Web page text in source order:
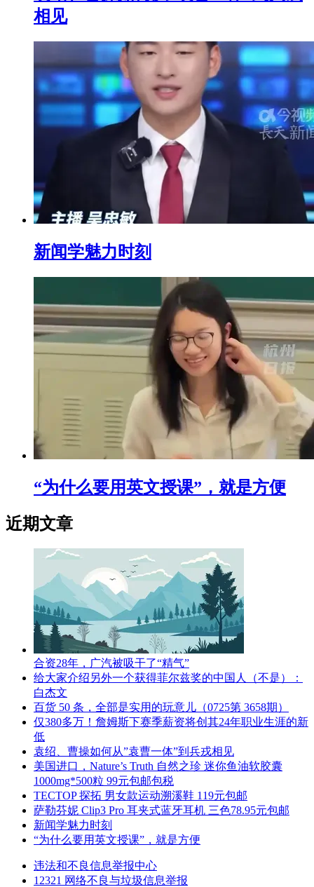
相见
新闻学魅力时刻
“为什么要用英文授课”，就是方便
近期文章
合资28年，广汽被吸干了“精气”
给大家介绍另外一个获得菲尔兹奖的中国人（不是）：
白杰文
百货 50 条，全部是实用的玩意儿（0725第 3658期）
仅380多万！詹姆斯下赛季薪资将创其24年职业生涯的新
低
袁绍、曹操如何从”袁曹一体”到兵戎相见
美国进口，Nature’s Truth 自然之珍 迷你鱼油软胶囊
1000mg*500粒 99元包邮包税
TECTOP 探拓 男女款运动溯溪鞋 119元包邮
萨勒芬妮 Clip3 Pro 耳夹式蓝牙耳机 三色78.95元包邮
新闻学魅力时刻
“为什么要用英文授课”，就是方便
违法和不良信息举报中心
12321 网络不良与垃圾信息举报